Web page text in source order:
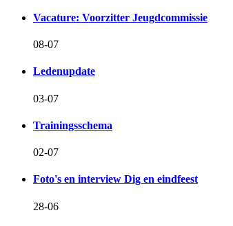
Vacature: Voorzitter Jeugdcommissie
08-07
Ledenupdate
03-07
Trainingsschema
02-07
Foto's en interview Dig en eindfeest
28-06